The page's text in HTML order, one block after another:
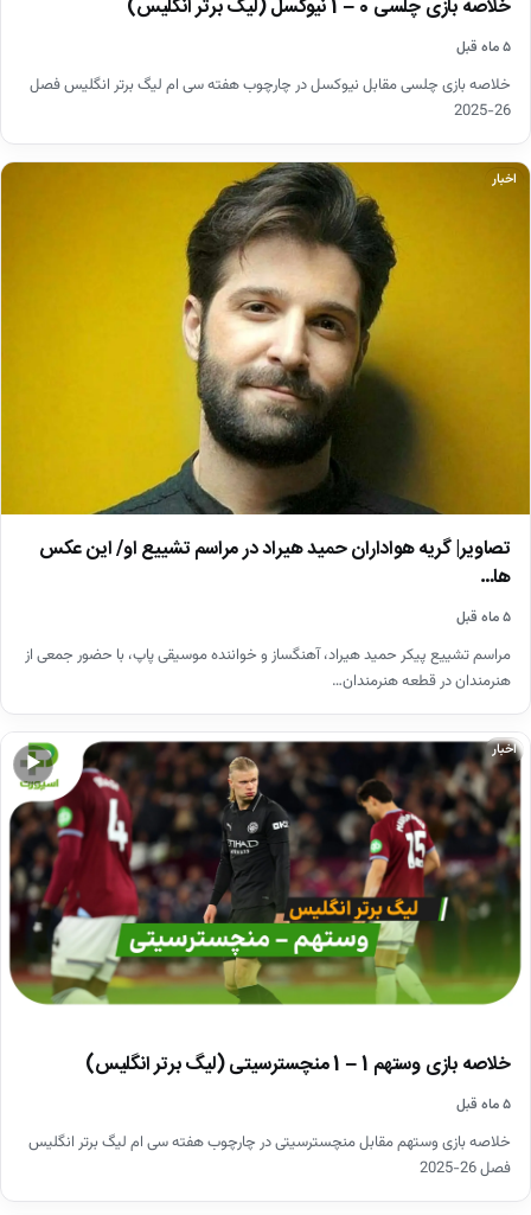
خلاصه بازی چلسی 0 – 1 نیوکسل (لیگ برتر انگلیس)
۵ ماه قبل
خلاصه بازی چلسی مقابل نیوکسل در چارچوب هفته سی ام لیگ برتر انگلیس فصل
26-2025
اخبار
تصاویر| گریه هواداران حمید هیراد در مراسم تشییع او/ این عکس
ها…
۵ ماه قبل
مراسم تشییع پیکر حمید هیراد، آهنگساز و خواننده موسیقی پاپ، با حضور جمعی از
هنرمندان در قطعه هنرمندان…
▶
اخبار
خلاصه بازی وستهم 1 – 1 منچسترسیتی (لیگ برتر انگلیس)
۵ ماه قبل
خلاصه بازی وستهم مقابل منچسترسیتی در چارچوب هفته سی ام لیگ برتر انگلیس
فصل 26-2025